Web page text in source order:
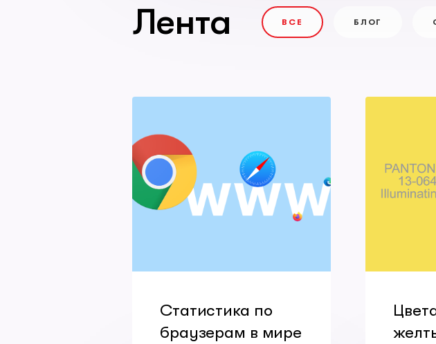
Лента ВСЕ БЛОГ
Статистика по
браузерам в мире